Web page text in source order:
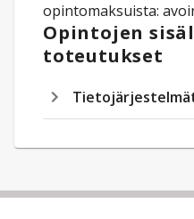
opintomaksuista:
Opintojen
toteutukset